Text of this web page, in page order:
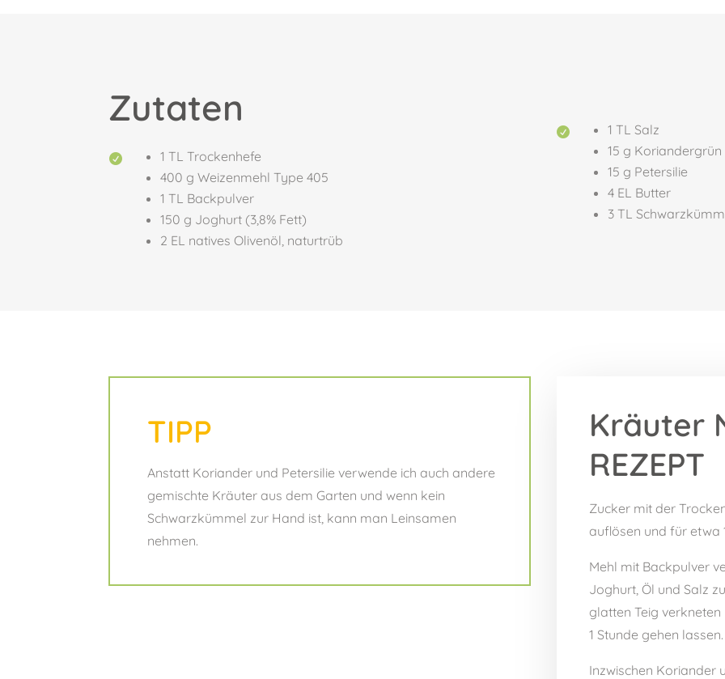
Zutaten

1 TL Trockenhefe
400 g Weizenmehl Type 405
1 TL Backpulver
150 g Joghurt (3,8% Fett)
2 EL natives Olivenöl, naturtrüb

1 TL Salz
15 g Koriandergrün
15 g Petersilie
4 EL Butter
3 TL
TIPP
Anstatt Koriander und Petersilie verwende ich auch andere
gemischte Kräuter aus dem Garten und wenn kein
Schwarzkümmel zur Hand ist, kann man Leinsamen
nehmen.
Kräuter
REZEPT
Zucker mit der
auflösen und für etwa
Mehl mit Backpulver
Joghurt, Öl und Salz
glatten Teig
1 Stunde gehen lassen.
Inzwischen Koriander